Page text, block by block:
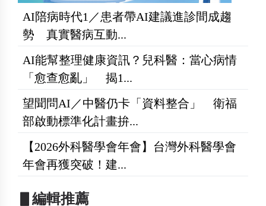
AI陪病時代1／患者帶AI建議進診間成趨
勢 真實醫病互動...
AI能幫整理健康資訊？兒科醫：當心病情
「愈查愈亂」 揭1...
望聞問AI／中醫仍卡「資料整合」 衛福
部啟動標準化計畫拚...
【2026外科醫學會年會】台灣外科醫學會
年會再獲突破！建...
▋編輯推薦